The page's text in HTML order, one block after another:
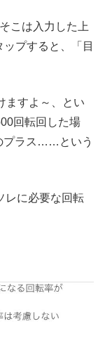
こは入力した上
プすると、「目
ますよ～、とい
回転回した場
プラス……という
レに必要な回転